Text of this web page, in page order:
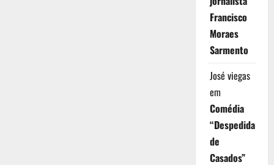
Francisco
Moraes
Sarmento
José viegas
em
Comédia
“Despedida
de
Casados”